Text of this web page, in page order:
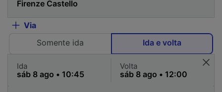
Via
Somente ida
Ida e volta
Ida Volta